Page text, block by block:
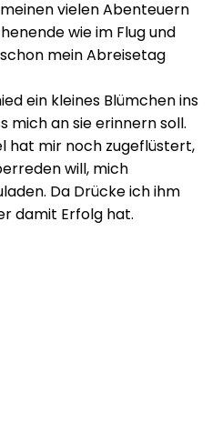
vielen Abenteuern
wie im Flug und
mein Abreisetag
ein kleines Blümchen ins
mich an sie erinnern soll.
hat mir noch zugeflüstert,
will, mich
Da Drücke ich ihm
damit Erfolg hat.